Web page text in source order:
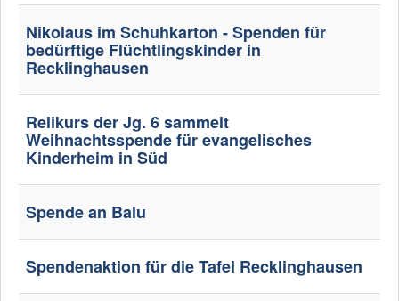
Nikolaus im Schuhkarton - Spenden für
bedürftige Flüchtlingskinder in
Recklinghausen
Relikurs der Jg. 6 sammelt
Weihnachtsspende für evangelisches
Kinderheim in Süd
Spende an Balu
Spendenaktion für die Tafel Recklinghausen